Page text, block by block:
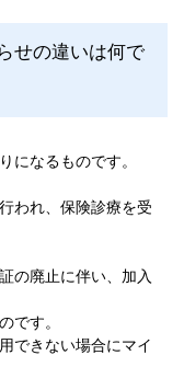
せの違いは何で
になるものです。
われ、保険診療を受
の廃止に伴い、加入
です。
できない場合にマイ